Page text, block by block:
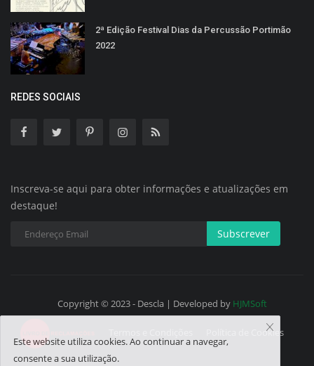
2ª Edição Festival Dias da Percussão Portimão
2022
REDES SOCIAIS
Inscreva-se aqui para obter informações e atualizações em
destaque!
Subscrever
Copyright © 2023 - Descla | Developed by HJMSoft
Política de Cookies
Este website utiliza cookies. Ao continuar a navegar,
consente a sua utilização.